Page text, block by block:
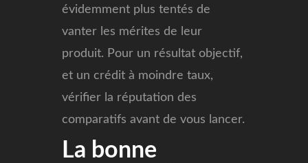
évidemment plus tentés de
vanter les mérites de leur
produit. Pour un résultat objectif,
et un crédit à moindre taux,
vérifier la réputation des
comparatifs avant de vous lancer.
La bonne